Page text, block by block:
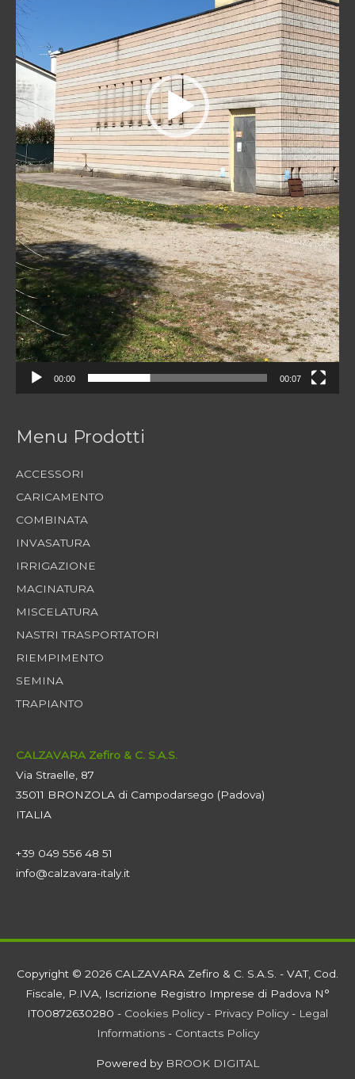
00:00 00:07
Menu Prodotti
ACCESSORI
CARICAMENTO
COMBINATA
INVASATURA
IRRIGAZIONE
MACINATURA
MISCELATURA
NASTRI TRASPORTATORI
RIEMPIMENTO
SEMINA
TRAPIANTO
CALZAVARA Zefiro & C. S.A.S.
Via Straelle, 87
35011 BRONZOLA di Campodarsego (Padova)
ITALIA
+39 049 556 48 51
info@calzavara-italy.it
Copyright © 2026 CALZAVARA Zefiro & C. S.A.S. - VAT, Cod.
Fiscale, P.IVA, Iscrizione Registro Imprese di Padova N°
IT00872630280 - Cookies Policy- Privacy Policy- Legal
Informations- Contacts Policy
Powered by BROOK DIGITAL